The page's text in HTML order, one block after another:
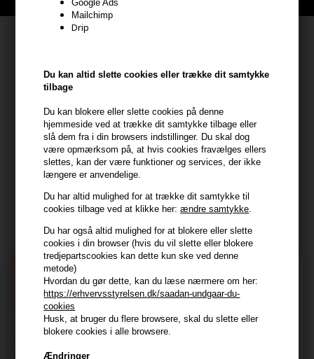
Google Ads
Mailchimp
Drip
Du kan altid slette cookies eller trække dit samtykke
tilbage
Du kan blokere eller slette cookies på denne
hjemmeside ved at trække dit samtykke tilbage eller
slå dem fra i din browsers indstillinger. Du skal dog
være opmærksom på, at hvis cookies fravælges ellers
slettes, kan der være funktioner og services, der ikke
længere er anvendelige.
Du har altid mulighed for at trække dit samtykke til
cookies tilbage ved at klikke her:ændre samtykke
Du har også altid mulighed for at blokere eller slette
cookies i din browser (hvis du vil slette eller blokere
tredjepartscookies kan dette kun ske ved denne
metode)
Hvordan du gør dette, kan du læse nærmere om her:
https://erhvervsstyrelsen.dk/saadan-undgaar-du-
cookies
Husk, at bruger du flere browsere, skal du slette eller
blokere cookies i alle browsere.
Ændringer
Frisenborgvej 6A
CVR: 44874253
kundeservice@hair247.dk
Tlf. 23839799 (hverdage 9-14)
Modtag tilbud mm
TILMELD